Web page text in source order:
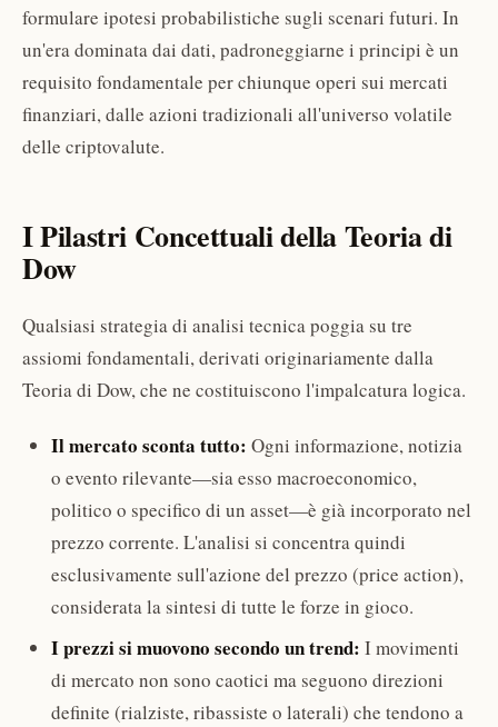
formulare ipotesi probabilistiche sugli scenari futuri. In
un'era dominata dai dati, padroneggiarne i principi è un
requisito fondamentale per chiunque operi sui mercati
finanziari, dalle azioni tradizionali all'universo volatile
delle criptovalute.
I Pilastri Concettuali della Teoria di
Dow
Qualsiasi strategia di analisi tecnica poggia su tre
assiomi fondamentali, derivati originariamente dalla
Teoria di Dow, che ne costituiscono l'impalcatura logica.
Il mercato sconta tutto: Ogni informazione, notizia
o evento rilevante—sia esso macroeconomico,
politico o specifico di un asset—è già incorporato nel
prezzo corrente. L'analisi si concentra quindi
esclusivamente sull'azione del prezzo (price action),
considerata la sintesi di tutte le forze in gioco.
I prezzi si muovono secondo un trend: I movimenti
di mercato non sono caotici ma seguono direzioni
definite (rialziste, ribassiste o laterali) che tendono a